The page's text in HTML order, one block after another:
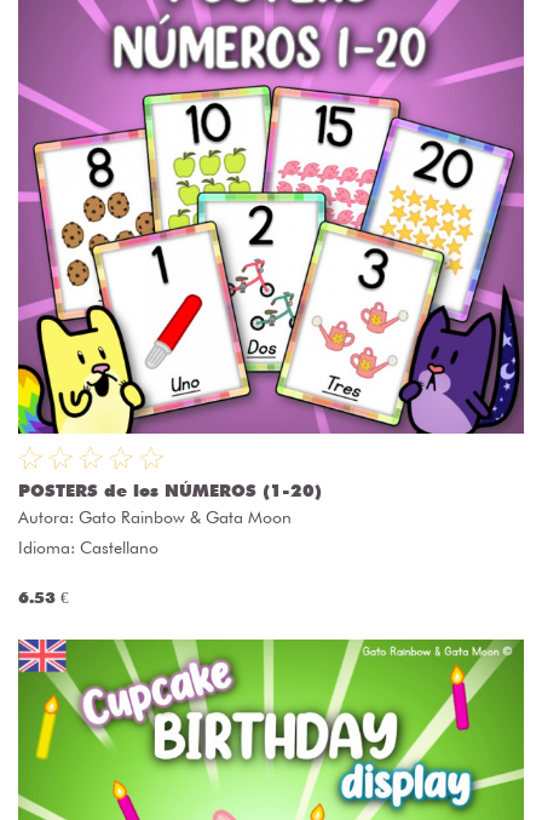
POSTERS de los NÚMEROS (1-20)
Autora: Gato Rainbow & Gata Moon
Idioma: Castellano
6.53 €